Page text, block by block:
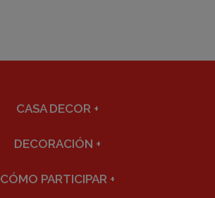
CASA DECOR +
DECORACIÓN +
CÓMO PARTICIPAR +